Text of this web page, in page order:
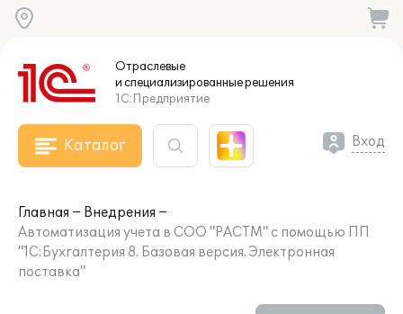
Отраслевые
и специализированныерешения
1С:Предприятие
Каталог Вход
Главная
Внедрения
Автоматизация учета в СОО "РАСТМ" с помощью ПП
"1С:Бухгалтерия 8. Базовая версия. Электронная
поставка"